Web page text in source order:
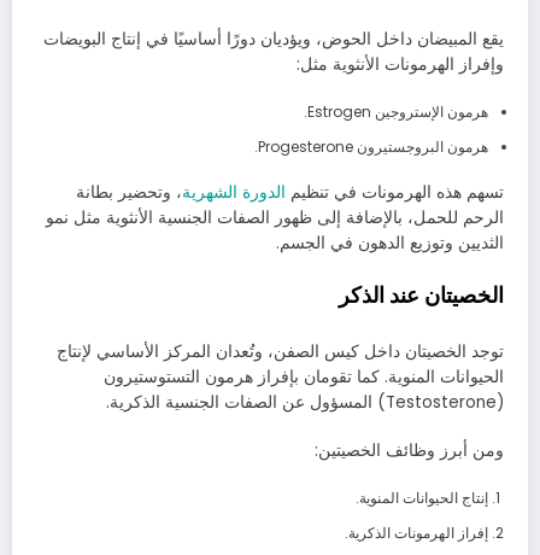
يقع المبيضان داخل الحوض، ويؤديان دورًا أساسيًا في إنتاج البويضات
وإفراز الهرمونات الأنثوية مثل:
هرمون الإستروجين Estrogen.
هرمون البروجستيرون Progesterone.
تسهم هذه الهرمونات في تنظيم الدورة الشهرية، وتحضير بطانة
الرحم للحمل، بالإضافة إلى ظهور الصفات الجنسية الأنثوية مثل نمو
الثديين وتوزيع الدهون في الجسم.
الخصيتان عند الذكر
توجد الخصيتان داخل كيس الصفن، وتُعدان المركز الأساسي لإنتاج
الحيوانات المنوية. كما تقومان بإفراز هرمون التستوستيرون
(Testosterone) المسؤول عن الصفات الجنسية الذكرية.
ومن أبرز وظائف الخصيتين:
إنتاج الحيوانات المنوية.
إفراز الهرمونات الذكرية.